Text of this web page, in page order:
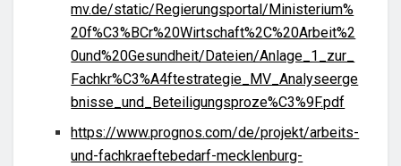
mv.de/static/Regierungsportal/Ministerium%
20f%C3%BCr%20Wirtschaft%2C%20Arbeit%2
0und%20Gesundheit/Dateien/Anlage_1_zur_
Fachkr%C3%A4ftestrategie_MV_Analyseerge
bnisse_und_Beteiligungsproze%C3%9F.pdf
https://www.prognos.com/de/projekt/arbeits-
und-fachkraeftebedarf-mecklenburg-